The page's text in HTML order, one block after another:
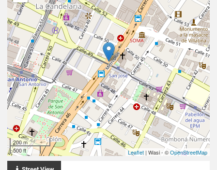
200 m
500 ft
Leaflet | Wasi - ©OpenStreetMap